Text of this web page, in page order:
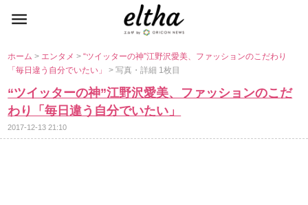
ホーム> エンタメ>“ツイッターの神”江野沢愛美、ファッションのこだわり
「毎日違う自分でいたい」> 写真・詳細 1枚目
“ツイッターの神”江野沢愛美、ファッションのこだ
わり「毎日違う自分でいたい」
2017-12-13 21:10